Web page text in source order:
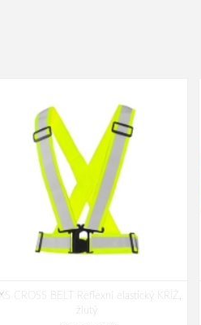
CROSS BELT Reflexní elastický KŘÍŽ,
žlutý